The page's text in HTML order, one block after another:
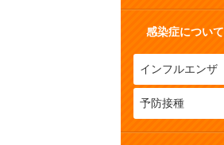
感染症について
インフルエンザ
予防接種